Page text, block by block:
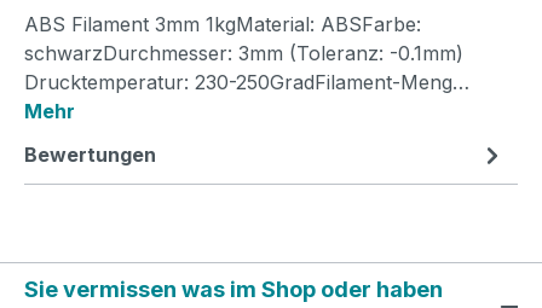
ABS Filament 3mm 1kgMaterial: ABSFarbe:
schwarzDurchmesser: 3mm (Toleranz: -0.1mm)
Drucktemperatur: 230-250GradFilament-Meng…
Mehr
Bewertungen
Sie vermissen was im Shop oder haben